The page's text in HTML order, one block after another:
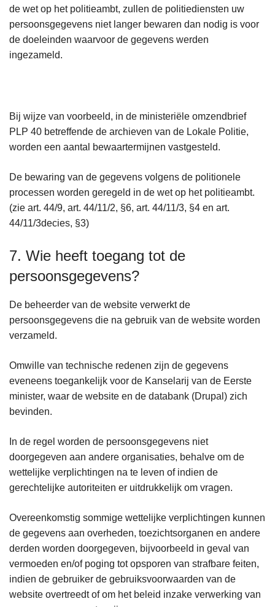
de wet op het politieambt, zullen de politiediensten uw
persoonsgegevens niet langer bewaren dan nodig is voor
de doeleinden waarvoor de gegevens werden
ingezameld.
Bij wijze van voorbeeld, in de ministeriële omzendbrief
PLP 40 betreffende de archieven van de Lokale Politie,
worden een aantal bewaartermijnen vastgesteld.
De bewaring van de gegevens volgens de politionele
processen worden geregeld in de wet op het politieambt.
(zie art. 44/9, art. 44/11/2, §6, art. 44/11/3, §4 en art.
44/11/3decies, §3)
7. Wie heeft toegang tot de
persoonsgegevens?
De beheerder van de website verwerkt de
persoonsgegevens die na gebruik van de website worden
verzameld.
Omwille van technische redenen zijn de gegevens
eveneens toegankelijk voor de Kanselarij van de Eerste
minister, waar de website en de databank (Drupal) zich
bevinden.
In de regel worden de persoonsgegevens niet
doorgegeven aan andere organisaties, behalve om de
wettelijke verplichtingen na te leven of indien de
gerechtelijke autoriteiten er uitdrukkelijk om vragen.
Overeenkomstig sommige wettelijke verplichtingen kunnen
de gegevens aan overheden, toezichtsorganen en andere
derden worden doorgegeven, bijvoorbeeld in geval van
vermoeden en/of poging tot opsporen van strafbare feiten,
indien de gebruiker de gebruiksvoorwaarden van de
website overtreedt of om het beleid inzake verwerking van